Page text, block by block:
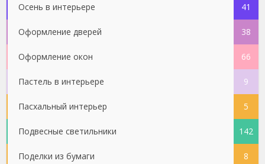
Осень в интерьере 41
Оформление дверей 38
Оформление окон 66
Пастель в интерьере 9
Пасхальный интерьер 5
Подвесные светильники 142
Поделки из бумаги 8